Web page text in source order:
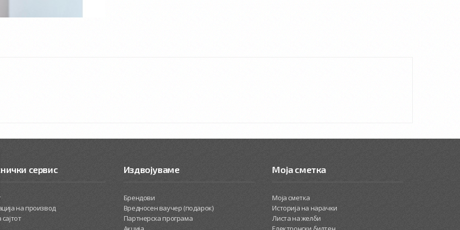
сервис
на производ
сајтот
Издвојуваме
Брендови
Вредносен ваучер (подарок)
Партнерска програма
Моја сметка
Моја сметка
Историја на нарачки
Листа на желби